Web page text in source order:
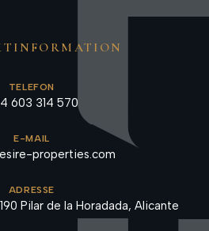
TELEFON
603 314 570
E-MAIL
properties.com
ADRESSE
Pilar de la Horadada, Alicante